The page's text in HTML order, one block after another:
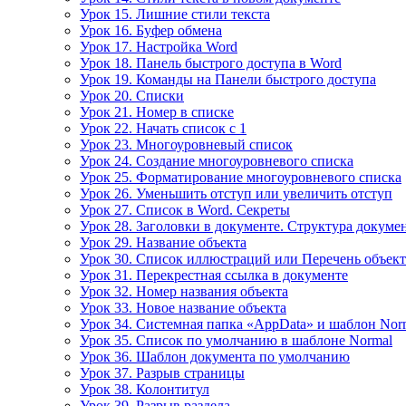
Урок 15. Лишние стили текста
Урок 16. Буфер обмена
Урок 17. Настройка Word
Урок 18. Панель быстрого доступа в Word
Урок 19. Команды на Панели быстрого доступа
Урок 20. Списки
Урок 21. Номер в списке
Урок 22. Начать список с 1
Урок 23. Многоуровневый список
Урок 24. Создание многоуровневого списка
Урок 25. Форматирование многоуровневого списка
Урок 26. Уменьшить отступ или увеличить отступ
Урок 27. Список в Word. Секреты
Урок 28. Заголовки в документе. Структура
Урок 29. Название объекта
Урок 30. Список иллюстраций или Перечень
Урок 31. Перекрестная ссылка в документе
Урок 32. Номер названия объекта
Урок 33. Новое название объекта
Урок 34. Системная папка «AppData» и шаблон
Урок 35. Список по умолчанию в шаблоне Normal
Урок 36. Шаблон документа по умолчанию
Урок 37. Разрыв страницы
Урок 38. Колонтитул